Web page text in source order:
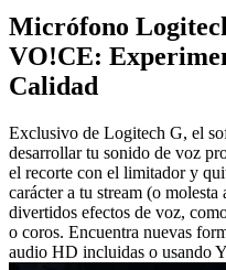
Micrófono
VO!CE:
Calidad
Exclusivo de Logitech G, el
desarrollar tu sonido de voz
el recorte con el limitador y
carácter a tu stream (o
divertidos efectos de voz,
o coros. Encuentra nuevas
audio HD incluidas o usando